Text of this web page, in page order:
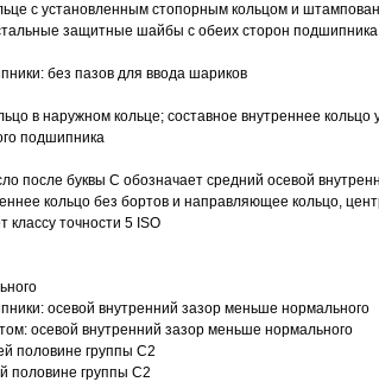
с установленным стопорным кольцом и
защитные шайбы с обеих сторон подшипника
без пазов для ввода шариков
в наружном кольце; составное внутреннее
подшипника
после буквы С обозначает средний осевой
кольцо без бортов и направляющее кольцо,
точности 5 ISO
осевой внутренний зазор меньше нормального
осевой внутренний зазор меньше нормального
половине группы C2
половине группы C2